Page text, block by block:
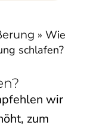
» Wie
schlafen?
wir
zum